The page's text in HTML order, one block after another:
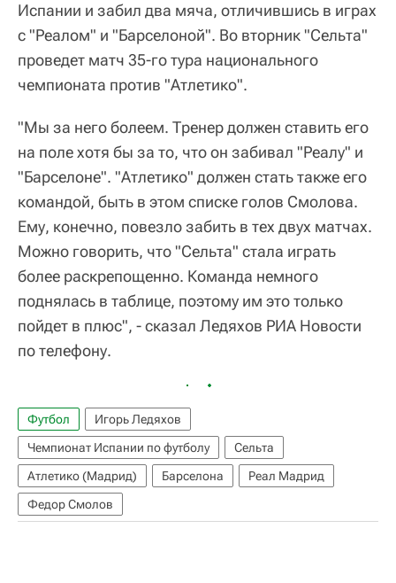
Испании и забил два мяча, отличившись в играх
с "Реалом" и "Барселоной". Во вторник "Сельта"
проведет матч 35-го тура национального
чемпионата против "Атлетико".
"Мы за него болеем. Тренер должен ставить его
на поле хотя бы за то, что он забивал "Реалу" и
"Барселоне". "Атлетико" должен стать также его
командой, быть в этом списке голов Смолова.
Ему, конечно, повезло забить в тех двух матчах.
Можно говорить, что "Сельта" стала играть
более раскрепощенно. Команда немного
поднялась в таблице, поэтому им это только
пойдет в плюс", ‑ сказал Ледяхов РИА Новости
по телефону.
Футбол
Игорь Ледяхов
Чемпионат Испании по футболу
Сельта
Атлетико (Мадрид)
Барселона
Реал Мадрид
Федор Смолов